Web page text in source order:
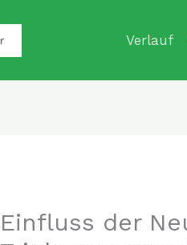
Verlauf
Einfluss der